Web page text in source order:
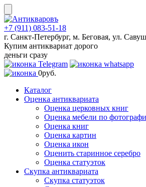
Skip
to
content
+7 (911) 083-51-18
г. Санкт-Петербург, м. Беговая, ул.
Купим антиквариат дорого
деньги сразу
0руб.
Каталог
Оценка антиквариата
Оценка церковных книг
Оценка мебели по
Оценка книг
Оценка картин
Оценка икон
Оценить старинное серебро
Оценка статуэток
Скупка антиквариата
Скупка статуэток